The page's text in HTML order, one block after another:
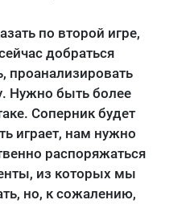
по второй игре,
добраться
проанализировать
Нужно быть более
Соперник будет
играет, нам нужно
распоряжаться
из которых мы
но, к сожалению,